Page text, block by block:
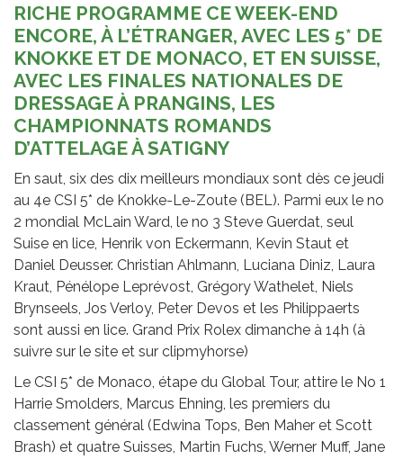
RICHE PROGRAMME CE WEEK-END
ENCORE, À L’ÉTRANGER, AVEC LES 5* DE
KNOKKE ET DE MONACO, ET EN SUISSE,
AVEC LES FINALES NATIONALES DE
DRESSAGE À PRANGINS, LES
CHAMPIONNATS ROMANDS
D’ATTELAGE À SATIGNY
En saut, six des dix meilleurs mondiaux sont dès ce jeudi
au 4e CSI 5* de Knokke-Le-Zoute (BEL). Parmi eux le no
2 mondial McLain Ward, le no 3 Steve Guerdat, seul
Suise en lice, Henrik von Eckermann, Kevin Staut et
Daniel Deusser. Christian Ahlmann, Luciana Diniz, Laura
Kraut, Pénélope Leprévost, Grégory Wathelet, Niels
Brynseels, Jos Verloy, Peter Devos et les Philippaerts
sont aussi en lice. Grand Prix Rolex dimanche à 14h (à
suivre sur le site et sur clipmyhorse)
Le CSI 5* de Monaco, étape du Global Tour, attire le No 1
Harrie Smolders, Marcus Ehning, les premiers du
classement général (Edwina Tops, Ben Maher et Scott
Brash) et quatre Suisses, Martin Fuchs, Werner Muff, Jane